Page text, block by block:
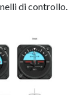
di controllo.